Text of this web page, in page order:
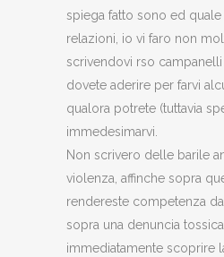
spiega fatto sono ed
relazioni, io vi faro non
scrivendovi rso
dovete aderire per farvi
qualora potrete (tuttavia
immedesimarvi.
Non scrivero delle barile
violenza, affinche sopra
rendereste competenza
sopra una denuncia
immediatamente scoprire